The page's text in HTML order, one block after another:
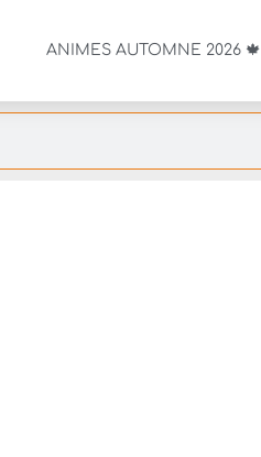
ANIMES AUTOMNE 2026 🍁